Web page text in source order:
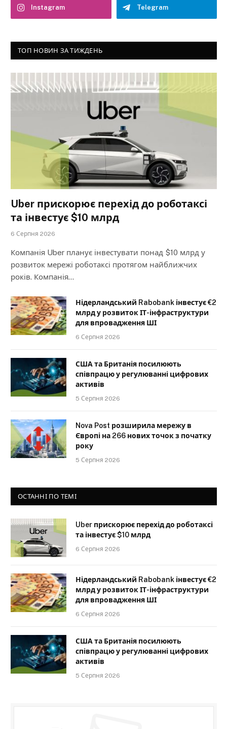
Instagram Telegram
ТОП НОВИН ЗА ТИЖДЕНЬ
Uber прискорює перехід до роботаксі
та інвестує $10 млрд
6 Серпня 2026
Компанія Uber планує інвестувати понад $10 млрд у
розвиток мережі роботаксі протягом найближчих
років. Компанія…
Нідерландський Rabobank інвестує €2
млрд у розвиток ІТ-інфраструктури
для впровадження ШІ
6 Серпня 2026
США та Британія посилюють
співпрацю у регулюванні цифрових
активів
5 Серпня 2026
Nova Post розширила мережу в
Європі на 266 нових точок з початку
року
5 Серпня 2026
ОСТАННІ ПО ТЕМІ
Uber прискорює перехід до роботаксі
та інвестує $10 млрд
6 Серпня 2026
Нідерландський Rabobank інвестує €2
млрд у розвиток ІТ-інфраструктури
для впровадження ШІ
6 Серпня 2026
США та Британія посилюють
співпрацю у регулюванні цифрових
активів
5 Серпня 2026